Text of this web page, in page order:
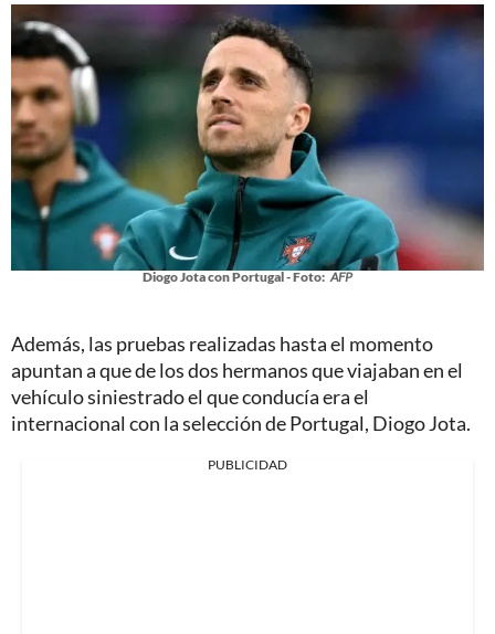
Diogo Jota con Portugal - Foto: AFP
Además, las pruebas realizadas hasta el momento
apuntan a que de los dos hermanos que viajaban en el
vehículo siniestrado el que conducía era el
internacional con la selección de Portugal, Diogo Jota.
PUBLICIDAD